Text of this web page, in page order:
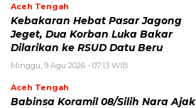
Aceh Tengah
‎Kebakaran Hebat Pasar Jagong
Jeget, Dua Korban Luka Bakar
Dilarikan ke RSUD Datu Beru
Minggu, 9 Agu 2026 - 07:13 WIB
Aceh Tengah
‎Babinsa Koramil 08/Silih Nara Ajak